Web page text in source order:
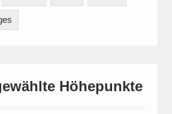
Höhepunkte